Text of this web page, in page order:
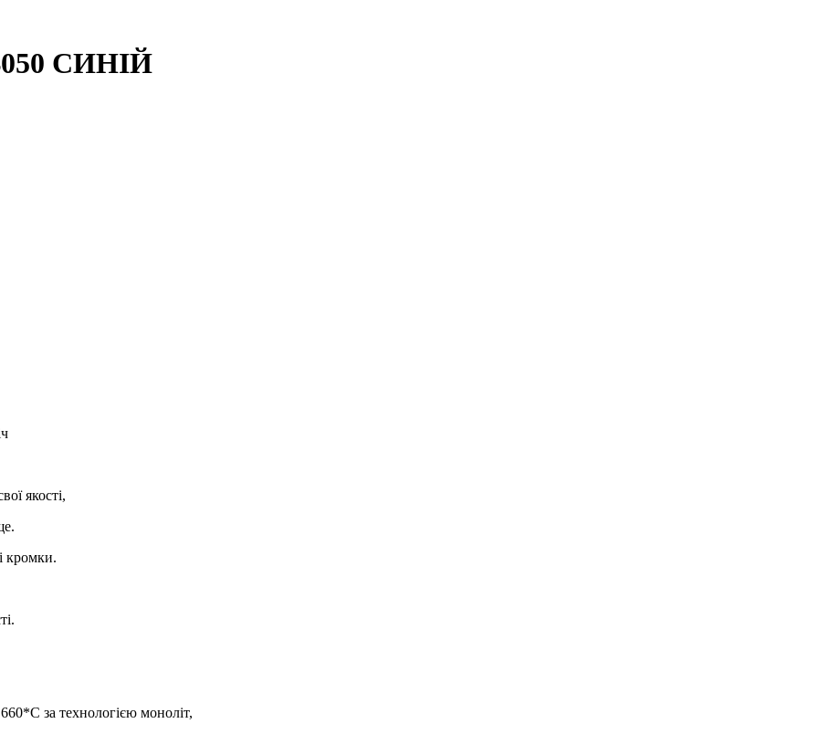
СИНІЙ
якості,
кромки.
за технологією моноліт,